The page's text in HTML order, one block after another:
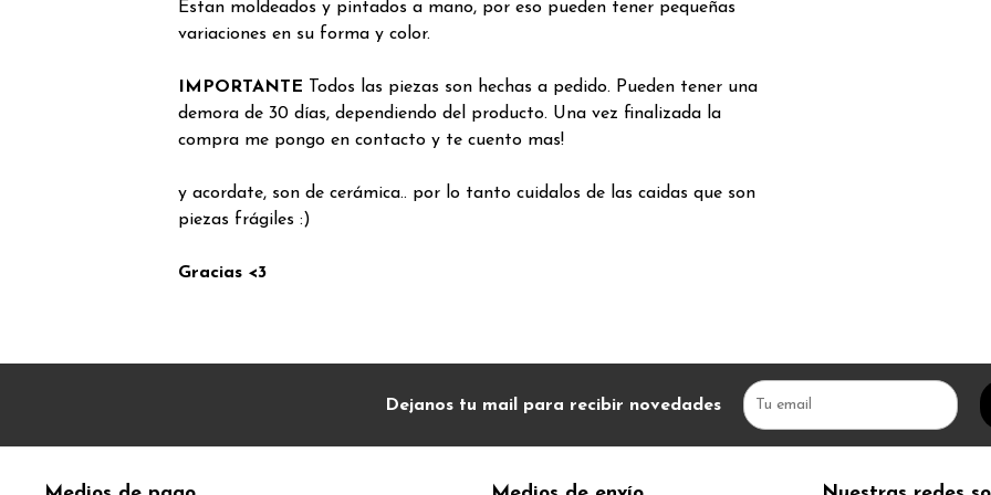
Estan moldeados y pintados a mano, por eso pueden tener pequeñas
variaciones en su forma y color.
IMPORTANTE Todos las piezas son hechas a pedido. Pueden tener una
demora de 30 días, dependiendo del producto. Una vez finalizada la
compra me pongo en contacto y te cuento mas!
y acordate, son de cerámica.. por lo tanto cuidalos de las caidas que son
piezas frágiles :)
Gracias <3
Dejanos tu mail para recibir novedades